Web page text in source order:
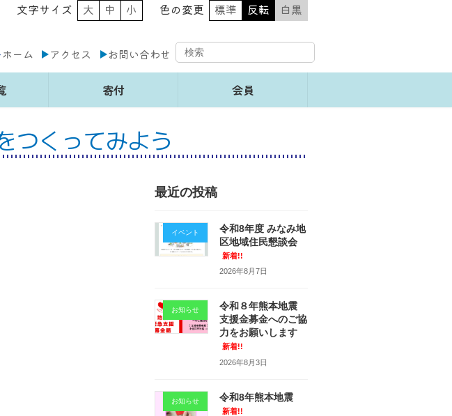
文字サイズ 大 中 小 色の変更 標準 反転 白黒
ホーム アクセス お問い合わせ
寄付 会員
くってみよう
最近の投稿
イベント
令和8年度 みなみ地
区地域住民懇談会
新着!!
2026年8月7日
お知らせ
令和８年熊本地震
支援金募金へのご協
力をお願いします
新着!!
2026年8月3日
お知らせ 令和8年熊本地震
新着!!